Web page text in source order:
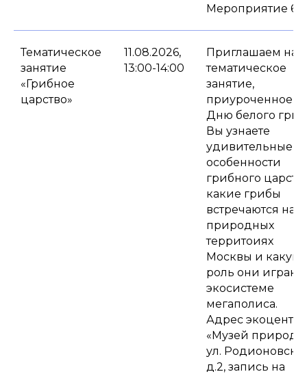
Мероприятие 6+.
Тематическое
занятие
«Грибное
царство»
11.08.2026,
13:00-14:00
Приглашаем на
тематическое
занятие,
приуроченное к
Дню белого
Вы узнаете
удивительные
особенности
грибного
какие грибы
встречаются на
природных
территоиях
Москвы и какую
роль они играют
экосистеме
мегаполиса.
Адрес экоцентра
«Музей
ул.
д.2, запись на